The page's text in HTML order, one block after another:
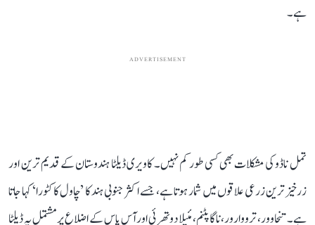
ہے۔
ADVERTISEMENT
تمل ناڈو کی مشکلات بھی کسی طور کم نہیں۔ کاویری ڈیلٹا ہندوستان کے قدیم ترین اور
زرخیز ترین زرعی علاقوں میں شمار ہوتا ہے، جسے اکثر جنوبی ہند کا ’چاول کا کٹورا‘ کہا جاتا
ہے۔ تنجاوور، ترووارور، ناگاپٹنم، مئیلا دوتھرئی اور آس پاس کے اضلاع پر مشتمل یہ ڈیلٹا